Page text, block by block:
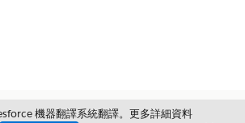
機器翻譯系統翻譯。更多詳細資料